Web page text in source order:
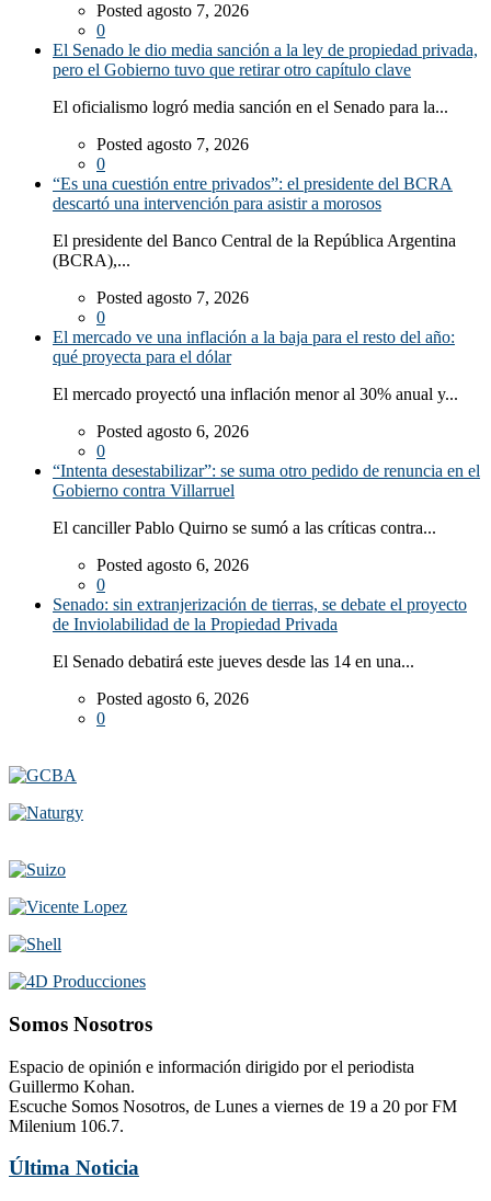
Posted agosto 7, 2026
0
El Senado le dio media sanción a la ley de propiedad privada,
pero el Gobierno tuvo que retirar otro capítulo clave
El oficialismo logró media sanción en el Senado para la...
Posted agosto 7, 2026
0
“Es una cuestión entre privados”: el presidente del BCRA
descartó una intervención para asistir a morosos
El presidente del Banco Central de la República Argentina
(BCRA),...
Posted agosto 7, 2026
0
El mercado ve una inflación a la baja para el resto del año:
qué proyecta para el dólar
El mercado proyectó una inflación menor al 30% anual y...
Posted agosto 6, 2026
0
“Intenta desestabilizar”: se suma otro pedido de renuncia en el
Gobierno contra Villarruel
El canciller Pablo Quirno se sumó a las críticas contra...
Posted agosto 6, 2026
0
Senado: sin extranjerización de tierras, se debate el proyecto
de Inviolabilidad de la Propiedad Privada
El Senado debatirá este jueves desde las 14 en una...
Posted agosto 6, 2026
0
Somos Nosotros
Espacio de opinión e información dirigido por el periodista
Guillermo Kohan.
Escuche Somos Nosotros, de Lunes a viernes de 19 a 20 por FM
Milenium 106.7.
Última Noticia